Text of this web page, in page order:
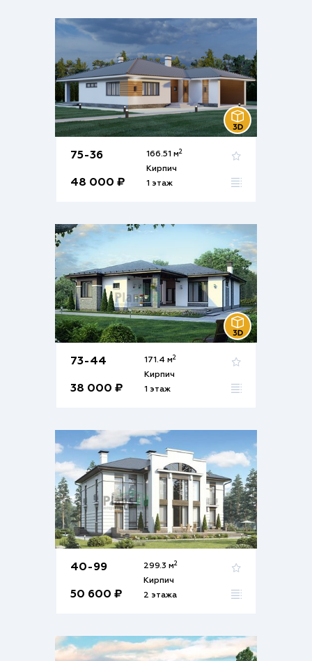
75-36
48 000 ₽
166.51 м2
Кирпич
1 этаж
73-44
38 000 ₽
171.4 м2
Кирпич
1 этаж
40-99
50 600 ₽
299.3 м2
Кирпич
2 этажа